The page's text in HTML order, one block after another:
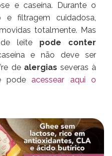
e caseína. Durante o
e filtragem cuidadosa,
totalmente. Mas
leite pode conter
e não deve ser
de alergias severas à
podeacessear aqui o